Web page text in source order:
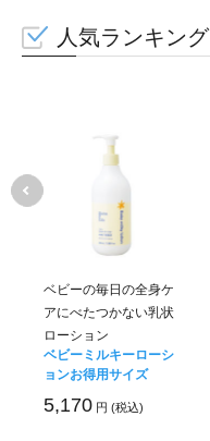
人気ランキング
ベビーの毎日の全身ケ
アにべたつかない乳状
ローション
ベビーミルキーローシ
ョンお得用サイズ
5,170 円 (税込)